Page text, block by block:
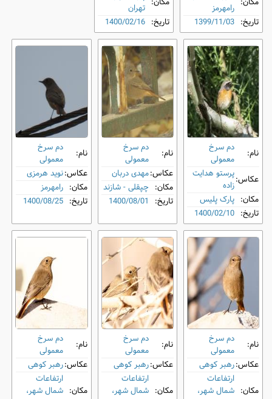
رامهرمز
تاریخ: 1399/11/03
تهران
تاریخ: 1400/02/16
نام:
دم‌ سرخ
معمولی
عکاس:پرستو هدایت
زاده
مکان: پارک پلیس
تاریخ: 1400/02/10
نام:
دم‌ سرخ
معمولی
عکاس:مهدی دربان
مکان: چپقلی - شازند
تاریخ: 1400/08/01
نام:
دم‌ سرخ
معمولی
عکاس:نوید هرمزی
مکان: رامهرمز
تاریخ: 1400/08/25
نام:
دم‌ سرخ
معمولی
عکاس:رهبر کوهی
مکان:
ارتفاعات
شمال شهر،
نام:
دم‌ سرخ
معمولی
عکاس:رهبر کوهی
مکان:
ارتفاعات
شمال شهر،
نام:
دم‌ سرخ
معمولی
عکاس:رهبر کوهی
مکان:
ارتفاعات
شمال شهر،